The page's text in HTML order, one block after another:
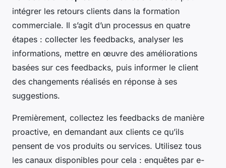
intégrer les retours clients dans la formation
commerciale. Il s’agit d’un processus en quatre
étapes : collecter les feedbacks, analyser les
informations, mettre en œuvre des améliorations
basées sur ces feedbacks, puis informer le client
des changements réalisés en réponse à ses
suggestions.
Premièrement, collectez les feedbacks de manière
proactive, en demandant aux clients ce qu’ils
pensent de vos produits ou services. Utilisez tous
les canaux disponibles pour cela : enquêtes par e-